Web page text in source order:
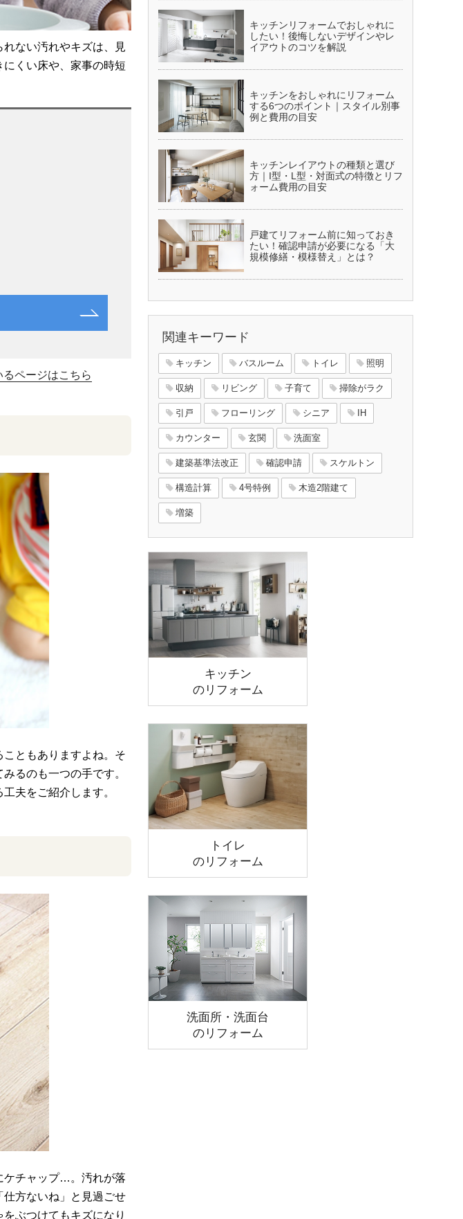
ない汚れやキズは、見
くい床や、家事の時短
ページはこちら
ともありますよね。そ
るのも一つの手です。
夫をご紹介します。
ケチャップ…。汚れが落
方ないね」と見過ごせ
ぶつけてもキズになり
キッチンリフォームでおしゃれに
したい！後悔しないデザインやレ
イアウトのコツを解説
キッチンをおしゃれにリフォーム
する6つのポイント｜スタイル別事
例と費用の目安
キッチンレイアウトの種類と選び
方｜I型・L型・対面式の特徴とリフ
ォーム費用の目安
戸建てリフォーム前に知っておき
たい！確認申請が必要になる「大
規模修繕・模様替え」とは？
関連キーワード
キッチン バスルーム トイレ 照明
収納 リビング 子育て 掃除がラク
引戸 フローリング シニア IH
カウンター 玄関 洗面室
建築基準法改正 確認申請 スケルトン
構造計算 4号特例 木造2階建て
増築
キッチン
のリフォーム
トイレ
のリフォーム
洗面所・洗面台
のリフォーム